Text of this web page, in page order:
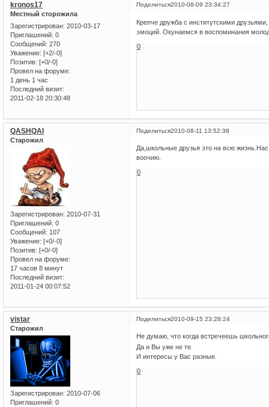
Поделиться2010-08-09 23:34:27
kronos17
Местный сторожила
Зарегистрирован: 2010-03-17
Приглашений: 0
Сообщений: 270
Уважение: [+2/-0]
Позитив: [+0/-0]
Провел на форуме:
1 день 1 час
Последний визит:
2011-02-18 20:30:48
Крепче дружба с институтскими
эмоций. Окунаемся в воспоминания
0
Поделиться2010-08-11 13:52:38
QASHQAI
Старожил
Зарегистрирован: 2010-07-31
Приглашений: 0
Сообщений: 107
Уважение: [+0/-0]
Позитив: [+0/-0]
Провел на форуме:
17 часов 8 минут
Последний визит:
2011-01-24 00:07:52
Да,школьные друзья это на всю
воочию.
0
Поделиться2010-09-15 23:28:24
vistar
Старожил
Зарегистрирован: 2010-07-06
Приглашений: 0
Не думаю, что когда встречеешь
Да и Вы уже не те.
И интересы у Вас разные.
0